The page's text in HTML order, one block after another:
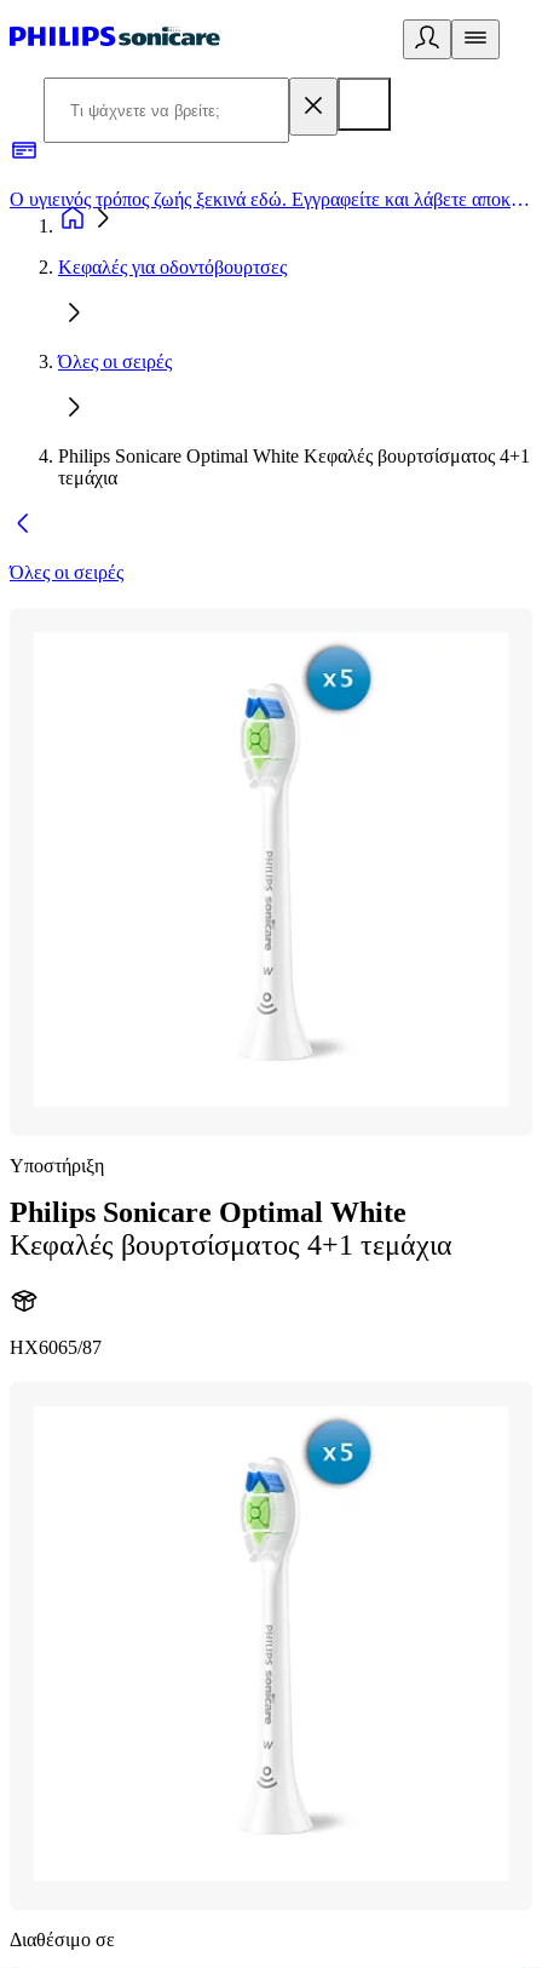
Ο υγιεινός τρόπος ζωής ξεκινά εδώ. Εγγραφείτε και λάβετε αποκλειστικές προσφορές
Κεφαλές για οδοντόβουρτσες
Όλες οι σειρές
Philips Sonicare Optimal White Κεφαλές βουρτσίσματος 4+1
τεμάχια
Όλες οι σειρές
Υποστήριξη
Philips Sonicare Optimal White
Κεφαλές βουρτσίσματος 4+1 τεμάχια
HX6065/87
Διαθέσιμο σε